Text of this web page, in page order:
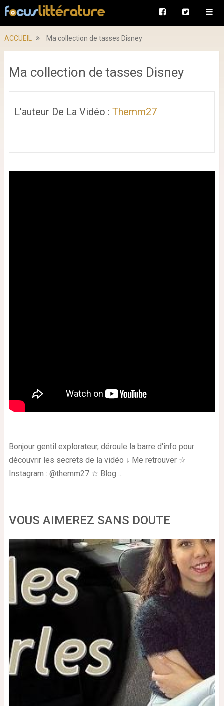
ACCUEIL Ma collection de tasses Disney
Ma collection de tasses Disney
L'auteur De La Vidéo : Themm27
Bonjour gentil explorateur, déroule la barre d'info pour
découvrir les secrets de la vidéo ↓ Me retrouver ☆
Instagram : @themm27 ☆ Blog ...
VOUS AIMEREZ SANS DOUTE